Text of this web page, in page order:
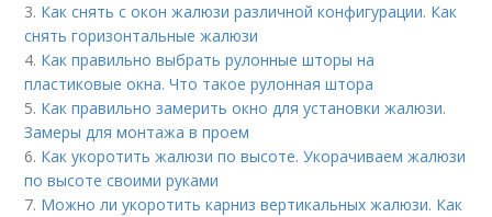
3. Как снять с окон жалюзи различной конфигурации. Как
снять горизонтальные жалюзи
4. Как правильно выбрать рулонные шторы на
пластиковые окна. Что такое рулонная штора
5. Как правильно замерить окно для установки жалюзи.
Замеры для монтажа в проем
6. Как укоротить жалюзи по высоте. Укорачиваем жалюзи
по высоте своими руками
7. Можно ли укоротить карниз вертикальных жалюзи. Как